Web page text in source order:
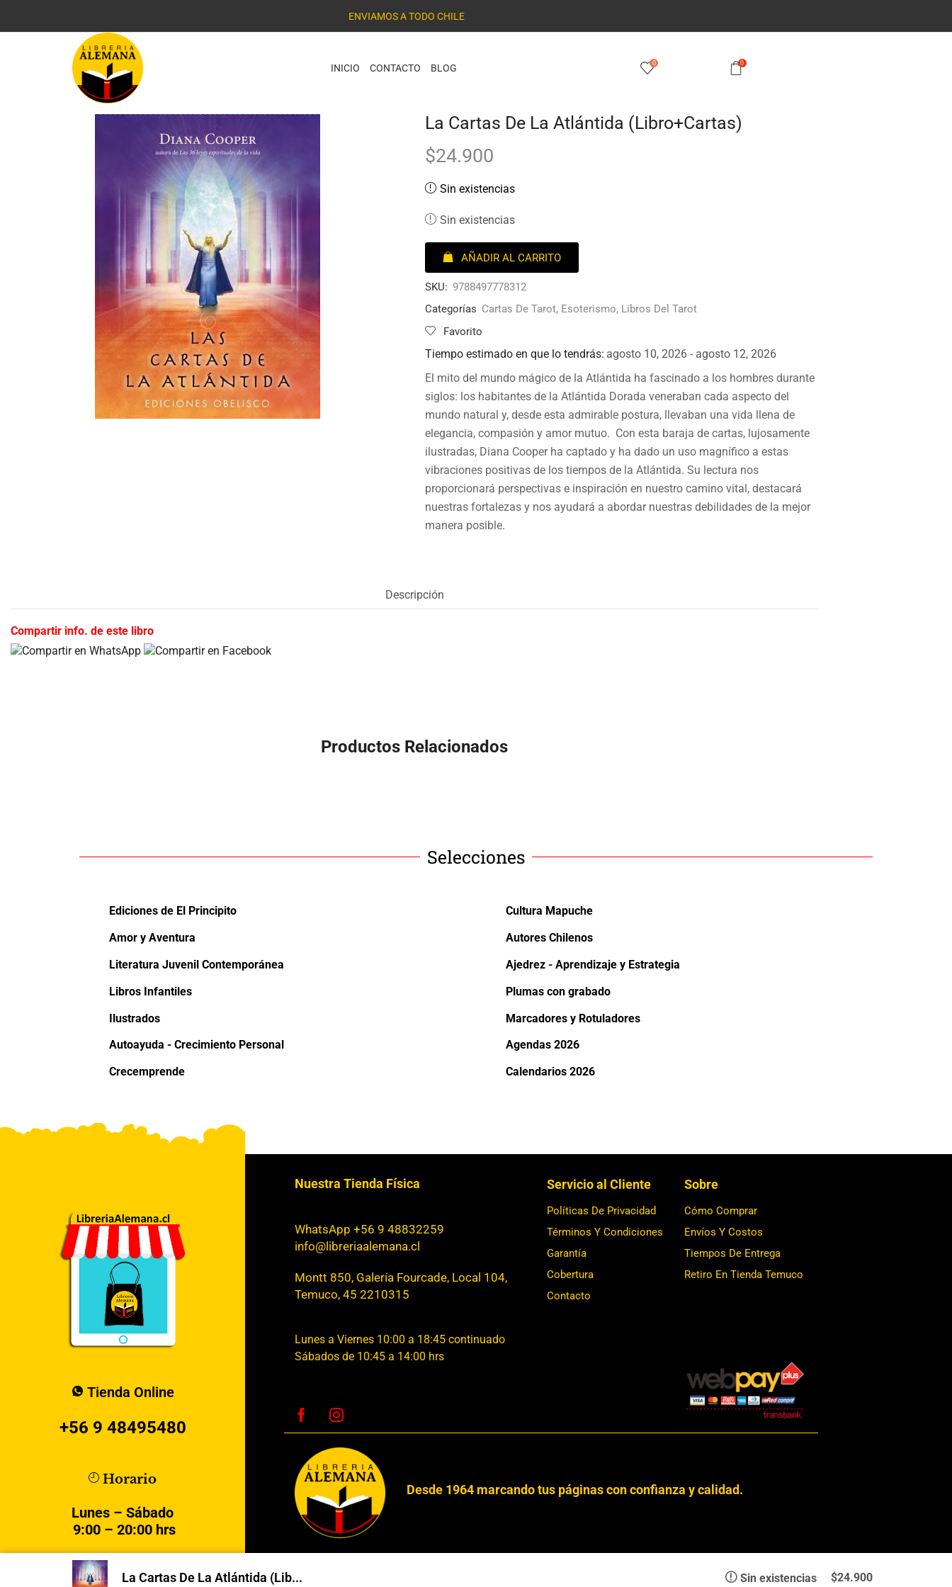
ENVIAMOS A TODO CHILE
INICIO CONTACTO BLOG 0 0
La Cartas De La Atlántida (Libro+Cartas)
$24.900
Sin existencias
Sin existencias
AÑADIR AL CARRITO
SKU: 9788497778312
Categorías Cartas De Tarot, Esoterismo, Libros Del Tarot
Favorito
Tiempo estimado en que lo tendrás: agosto 10, 2026 - agosto 12, 2026
El mito del mundo mágico de la Atlántida ha fascinado a los hombres durante
siglos: los habitantes de la Atlántida Dorada veneraban cada aspecto del
mundo natural y, desde esta admirable postura, llevaban una vida llena de
elegancia, compasión y amor mutuo. Con esta baraja de cartas, lujosamente
ilustradas, Diana Cooper ha captado y ha dado un uso magnífico a estas
vibraciones positivas de los tiempos de la Atlántida. Su lectura nos
proporcionará perspectivas e inspiración en nuestro camino vital, destacará
nuestras fortalezas y nos ayudará a abordar nuestras debilidades de la mejor
manera posible.
Descripción
Compartir info. de este libro
La Cartas De La Atlántida (Lib... $24.900
Sin existencias
Productos Relacionados
Selecciones
Ediciones de El Principito
Amor y Aventura
Literatura Juvenil Contemporánea
Libros Infantiles
Ilustrados
Autoayuda - Crecimiento Personal
Crecemprende
Cultura Mapuche
Autores Chilenos
Ajedrez - Aprendizaje y Estrategia
Plumas con grabado
Marcadores y Rotuladores
Agendas 2026
Calendarios 2026
Tienda Online
+56 9 48495480
Horario
Lunes – Sábado
9:00 – 20:00 hrs
Nuestra Tienda Física
WhatsApp +56 9 48832259
info@libreriaalemana.cl
Montt 850, Galería Fourcade, Local 104,
Temuco, 45 2210315
Lunes a Viernes 10:00 a 18:45 continuado
Sábados de 10:45 a 14:00 hrs
Servicio al Cliente
Políticas De Privacidad
Términos Y Condiciones
Garantía
Cobertura
Contacto
Sobre
Cómo Comprar
Envíos Y Costos
Tiempos De Entrega
Retiro En Tienda Temuco
Desde 1964 marcando tus páginas con confianza y calidad.